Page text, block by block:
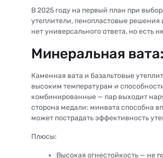
В 2025 году на первый план при
утеплители, пенопластовые
нет универсального ответа, но есть
Минеральная
Каменная вата и базальтовые
высоким температурам и
комбинированные — пар выходит
сторона медали: минвата способна
может пострадать эффективность
Плюсы:
Высокая огнестойкость — не